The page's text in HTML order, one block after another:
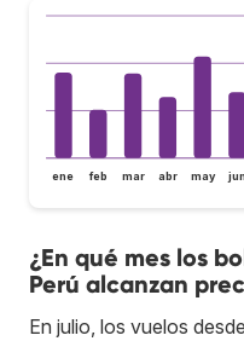
ene feb mar abr may jun
¿En qué mes los
Perú alcanzan
En julio, los vuelos